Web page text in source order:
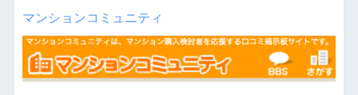
マンションコミュニティ